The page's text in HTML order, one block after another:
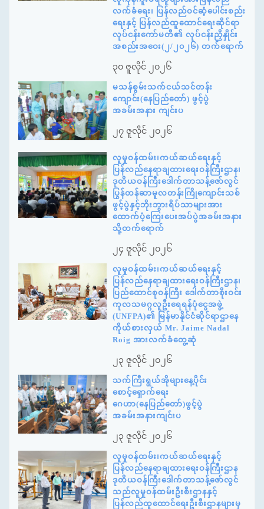
လက်ခံရေး၊ ပြန်လည်ဝင်ဆံ့ပေါင်းစည်း
ရေးနှင့် ပြန်လည်ထူထောင်ရေးဆိုင်ရာ
လုပ်ငန်းကော်မတီ၏ လုပ်ငန်းညှိနှိုင်း
အစည်းအဝေး(၂/၂၀၂၆) တက်ရောက်
၃၀ ဇူလိုင် ၂၀၂၆
မသန်စွမ်းသက်ငယ်သင်တန်း
ကျောင်း(နေပြည်တော်) ဖွင့်ပွဲ
အခမ်းအနား ကျင်းပ
၂၇ ဇူလိုင် ၂၀၂၆
လူမှုဝန်ထမ်း၊ကယ်ဆယ်ရေးနှင့်
ပြန်လည်နေရာချထားရေးဝန်ကြီးဌာန၊
ဒုတိယဝန်ကြီးဒေါက်တာသန့်ဇော်လွင်
ပြွန်တန်ဆာမူလတန်းကြိုကျောင်းသစ်
ဖွင့်ပွဲနှင့်ဘိုးဘွားရိပ်သာများအား
ထောက်ပံ့ကြေးပေးအပ်ပွဲအခမ်းအနား
သို့တက်ရောက်
၂၄ ဇူလိုင် ၂၀၂၆
လူမှုဝန်ထမ်း၊ကယ်ဆယ်ရေးနှင့်
ပြန်လည်နေရာချထားရေးဝန်ကြီးဌာန၊
ပြည်ထောင်စုဝန်ကြီး ဒေါက်တာစိုးဝင်း
ကုလသမဂ္ဂလူဦးရေရန်ပုံငွေအဖွဲ့
(UNFPA)၏ မြန်မာနိုင်ငံဆိုင်ရာဌာနေ
ကိုယ်စားလှယ် Mr. Jaime Nadal
Roig အားလက်ခံတွေ့ဆုံ
၂၃ ဇူလိုင် ၂၀၂၆
သက်ကြီးရွယ်အိုများနေ့ပိုင်း
စောင့်ရှောက်ရေး
ဂေဟာ(နေပြည်တော်)ဖွင့်ပွဲ
အခမ်းအနားကျင်းပ
၂၃ ဇူလိုင် ၂၀၂၆
လူမှုဝန်ထမ်း၊ကယ်ဆယ်ရေးနှင့်
ပြန်လည်နေရာချထားရေးဝန်ကြီးဌာန
ဒုတိယဝန်ကြီးဒေါက်တာသန့်ဇော်လွင်
သည်လူမှုဝန်ထမ်းဦးစီးဌာနနှင့်
ပြန်လည်ထူထောင်ရေးဦးစီးဌာနများမှ